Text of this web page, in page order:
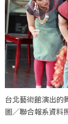
台北藝術館演出的
圖／聯合報系資料